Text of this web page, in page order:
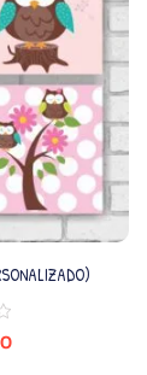
BUHOS 2 (PERSONALIZADO)